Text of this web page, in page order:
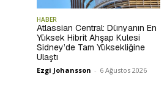
HABER
Atlassian Central: Dünyanın En
Yüksek Hibrit Ahşap Kulesi
Sidney’de Tam Yüksekliğine
Ulaştı
Ezgi Johansson - 6 Ağustos 2026